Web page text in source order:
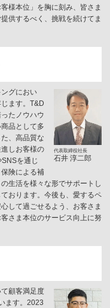
様本位」を胸に刻み、皆さま
供するべく、挑戦を続けてま
代表取締役社長
石井 淳二郎
グにおい
ます。T&D
たノウハウ
品として多
、高品質な
しお客様の
を通じ
険による補
生活を様々な形でサポートし
おります。今後も、愛するペ
して過ごせるよう、お客さま
さま本位のサービス向上に努
顧客満足度
ます。2023